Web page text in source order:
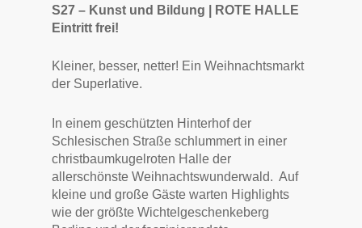
S27 – Kunst und Bildung | ROTE HALLE
Eintritt frei!
Kleiner, besser, netter! Ein Weihnachtsmarkt
der Superlative.
In einem geschützten Hinterhof der
Schlesischen Straße schlummert in einer
christbaumkugelroten Halle der
allerschönste Weihnachtswunderwald.Auf
kleine und große Gäste warten Highlights
wie der größte Wichtelgeschenkeberg